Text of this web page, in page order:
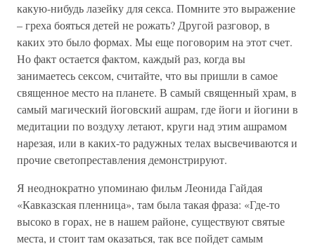
какую-нибудь лазейку для секса. Помните это выражение
– греха бояться детей не рожать? Другой разговор, в
каких это было формах. Мы еще поговорим на этот счет.
Но факт остается фактом, каждый раз, когда вы
занимаетесь сексом, считайте, что вы пришли в самое
священное место на планете. В самый священный храм, в
самый магический йоговский ашрам, где йоги и йогини в
медитации по воздуху летают, круги над этим ашрамом
нарезая, или в каких-то радужных телах высвечиваются и
прочие светопреставления демонстрируют.
Я неоднократно упоминаю фильм Леонида Гайдая
«Кавказская пленница», там была такая фраза: «Где-то
высоко в горах, не в нашем районе, существуют святые
места, и стоит там оказаться, так все пойдет самым